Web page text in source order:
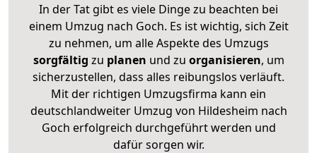
In der Tat gibt es viele Dinge zu beachten bei
einem Umzug nach Goch. Es ist wichtig, sich Zeit
zu nehmen, um alle Aspekte des Umzugs
sorgfältig zu planen und zu organisieren, um
sicherzustellen, dass alles reibungslos verläuft.
Mit der richtigen Umzugsfirma kann ein
deutschlandweiter Umzug von Hildesheim nach
Goch erfolgreich durchgeführt werden und
dafür sorgen wir.